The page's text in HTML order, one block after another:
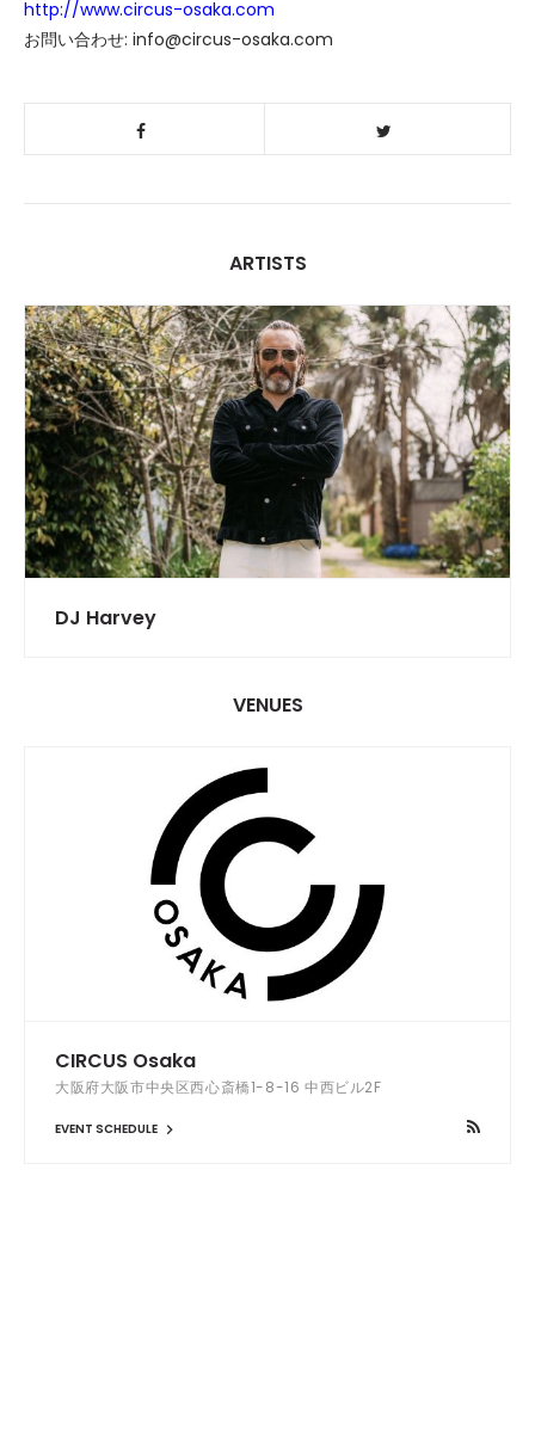
http://www.circus-osaka.com
お問い合わせ: info@circus-osaka.com
ARTISTS
DJ Harvey
VENUES
CIRCUS Osaka
大阪府大阪市中央区西心斎橋1-8-16 中西ビル2F
EVENT SCHEDULE